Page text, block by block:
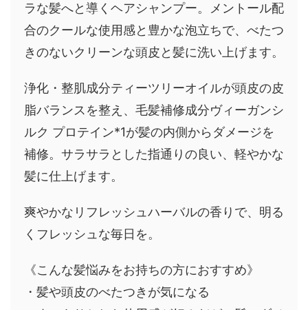
ラな髪へと導くヘアシャンプー。メントール配
合のクールな使用感と豊かな泡立ちで、べたつ
きのないクリーンな頭皮と髪に洗い上げます。
浄化・整肌成分ティーツリーオイルが頭皮の皮
脂バランスを整え、毛髪補修成分ヴィーガンシ
ルク プロテイン*1が髪の内側からダメージを
補修。サラサラとした指通りの良い、軽やかな
髪に仕上げます。
爽やかなリフレッシュハーバルの香りで、明る
くフレッシュな毎日を。
《こんな髪悩みをお持ちの方におすすめ》
・髪や頭皮のべたつきが気になる